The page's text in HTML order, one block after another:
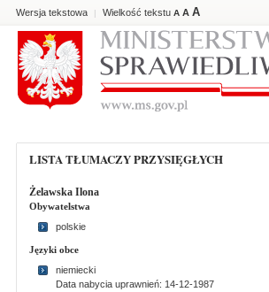
Wersja tekstowa | Wielkość tekstu A A A
LISTA TŁUMACZY PRZYSIĘGŁYCH
Żelawska Ilona
Obywatelstwa
polskie
Języki obce
niemiecki
Data nabycia uprawnień: 14-12-1987